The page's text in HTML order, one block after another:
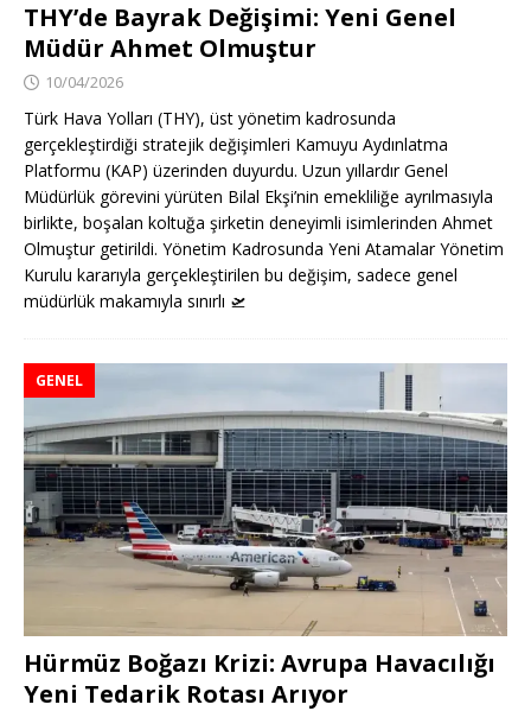
THY’de Bayrak Değişimi: Yeni Genel
Müdür Ahmet Olmuştur
10/04/2026
Türk Hava Yolları (THY), üst yönetim kadrosunda
gerçekleştirdiği stratejik değişimleri Kamuyu Aydınlatma
Platformu (KAP) üzerinden duyurdu. Uzun yıllardır Genel
Müdürlük görevini yürüten Bilal Ekşi’nin emekliliğe ayrılmasıyla
birlikte, boşalan koltuğa şirketin deneyimli isimlerinden Ahmet
Olmuştur getirildi. Yönetim Kadrosunda Yeni Atamalar Yönetim
Kurulu kararıyla gerçekleştirilen bu değişim, sadece genel
müdürlük makamıyla sınırlı 🛫
GENEL
Hürmüz Boğazı Krizi: Avrupa Havacılığı
Yeni Tedarik Rotası Arıyor